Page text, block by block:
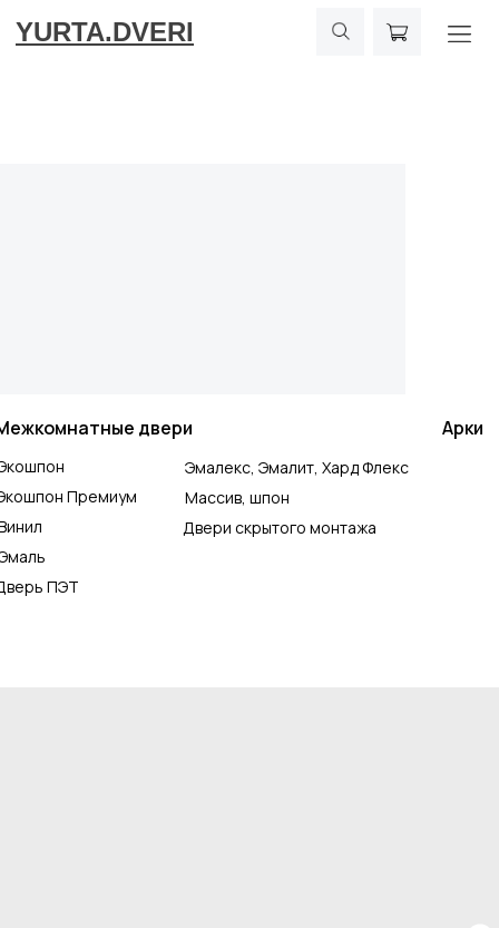
YURTA.DVERI
ПЭТ
Премиум
Двери скрытого монтажа
Массив, шпон
Эмалекс, Эмалит, Хард Флекс
Арки
двери